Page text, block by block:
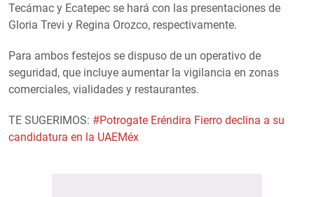
Tecámac y Ecatepec se hará con las presentaciones de
Gloria Trevi y Regina Orozco, respectivamente.
Para ambos festejos se dispuso de un operativo de
seguridad, que incluye aumentar la vigilancia en zonas
comerciales, vialidades y restaurantes.
TE SUGERIMOS: #Potrogate Eréndira Fierro declina a su
candidatura en la UAEMéx